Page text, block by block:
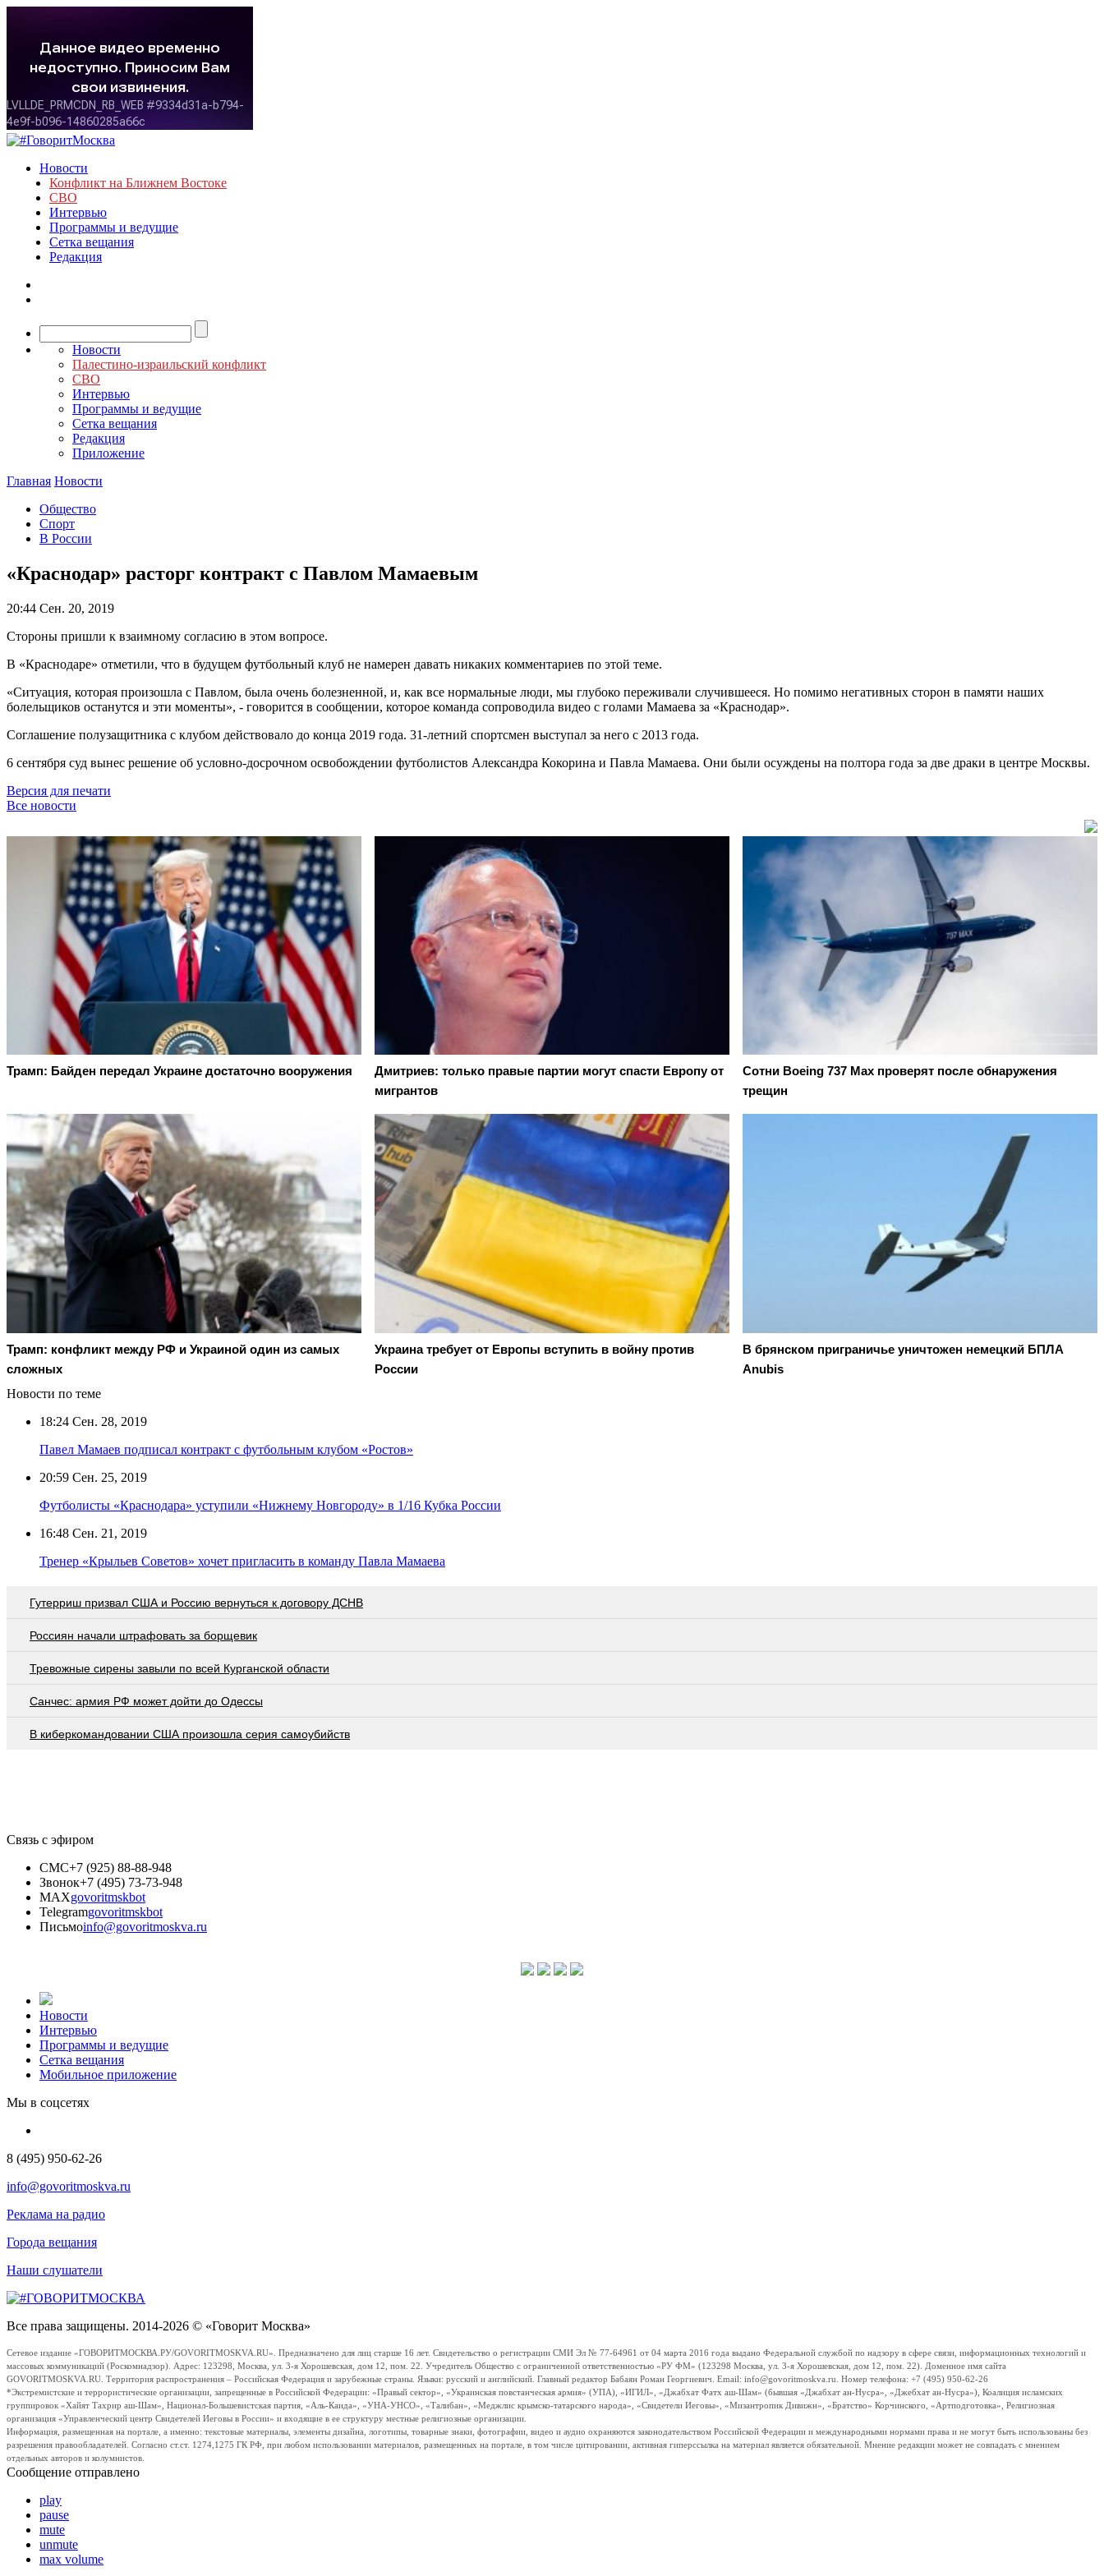
Новости
Конфликт на Ближнем Востоке
СВО
Интервью
Программы и ведущие
Сетка вещания
Редакция
Новости
Палестино-израильский конфликт
СВО
Интервью
Программы и ведущие
Сетка вещания
Редакция
Приложение
Главная Новости
Общество
Спорт
В России
«Краснодар» расторг контракт с Павлом Мамаевым
20:44 Сен. 20, 2019
Стороны пришли к взаимному согласию в этом вопросе.
В «Краснодаре» отметили, что в будущем футбольный клуб не намерен давать никаких комментариев по этой теме.
«Ситуация, которая произошла с Павлом, была очень болезненной, и, как все нормальные люди, мы глубоко переживали случившееся. Но помимо негативных сторон в памяти наших
болельщиков останутся и эти моменты», - говорится в сообщении, которое команда сопроводила видео с голами Мамаева за «Краснодар».
Соглашение полузащитника с клубом действовало до конца 2019 года. 31-летний спортсмен выступал за него с 2013 года.
6 сентября суд вынес решение об условно-досрочном освобождении футболистов Александра Кокорина и Павла Мамаева. Они были осуждены на полтора года за две драки в центре Москвы.
Версия для печати
Все новости
Трамп: Байден передал Украине достаточно вооружения
Дмитриев: только правые партии могут спасти Европу от
мигрантов
Сотни Boeing 737 Max проверят после обнаружения
трещин
Трамп: конфликт между РФ и Украиной один из самых
сложных
Украина требует от Европы вступить в войну против
России
В брянском приграничье уничтожен немецкий БПЛА
Anubis
Новости по теме
18:24 Сен. 28, 2019
Павел Мамаев подписал контракт с футбольным клубом «Ростов»
20:59 Сен. 25, 2019
Футболисты «Краснодара» уступили «Нижнему Новгороду» в 1/16 Кубка России
16:48 Сен. 21, 2019
Тренер «Крыльев Советов» хочет пригласить в команду Павла Мамаева
Гутерриш призвал США и Россию вернуться к договору ДСНВ
Россиян начали штрафовать за борщевик
Тревожные сирены завыли по всей Курганской области
Санчес: армия РФ может дойти до Одессы
В киберкомандовании США произошла серия самоубийств
Связь с эфиром
СМС+7 (925) 88-88-948
Звонок+7 (495) 73-73-948
MAXgovoritmskbot
Telegramgovoritmskbot
Письмоinfo@govoritmoskva.ru
Новости
Интервью
Программы и ведущие
Сетка вещания
Мобильное приложение
Мы в соцсетях
8 (495) 950-62-26
info@govoritmoskva.ru
Реклама на радио
Города вещания
Наши слушатели
Все права защищены. 2014-2026 © «Говорит Москва»
Сетевое издание «ГОВОРИТМОСКВА.РУ/GOVORITMOSKVA.RU». Предназначено для лиц старше 16 лет. Свидетельство о регистрации СМИ Эл № 77-64961 от 04 марта 2016 года выдано Федеральной службой по надзору в сфере связи, информационных технологий и
массовых коммуникаций (Роскомнадзор). Адрес: 123298, Москва, ул. 3-я Хорошевская, дом 12, пом. 22. Учредитель Общество с ограниченной ответственностью «РУ ФМ» (123298 Москва, ул. 3-я Хорошевская, дом 12, пом. 22). Доменное имя сайта
GOVORITMOSKVA.RU. Территория распространения – Российская Федерация и зарубежные страны. Языки: русский и английский. Главный редактор Бабаян Роман Георгиевич. Email: info@govoritmoskva.ru. Номер телефона: +7 (495) 950-62-26
*Экстремистские и террористические организации, запрещенные в Российской Федерации: «Правый сектор», «Украинская повстанческая армия» (УПА), «ИГИЛ», «Джабхат Фатх аш-Шам» (бывшая «Джабхат ан-Нусра», «Джебхат ан-Нусра»), Коалиция исламских
группировок «Хайят Тахрир аш-Шам», Национал-Большевистская партия, «Аль-Каида», «УНА-УНСО», «Талибан», «Меджлис крымско-татарского народа», «Свидетели Иеговы», «Мизантропик Дивижн», «Братство» Корчинского, «Артподготовка», Религиозная
организация «Управленческий центр Свидетелей Иеговы в России» и входящие в ее структуру местные религиозные организации.
Информация, размещенная на портале, а именно: текстовые материалы, элементы дизайна, логотипы, товарные знаки, фотографии, видео и аудио охраняются законодательством Российской Федерации и международными нормами права и не могут быть использованы без
разрешения правообладателей. Согласно ст.ст. 1274,1275 ГК РФ, при любом использовании материалов, размещенных на портале, в том числе цитировании, активная гиперссылка на материал является обязательной. Мнение редакции может не совпадать с мнением
отдельных авторов и колумнистов.
Сообщение отправлено
play
pause
mute
unmute
max volume